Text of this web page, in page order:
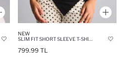
NEW
799.99 TL